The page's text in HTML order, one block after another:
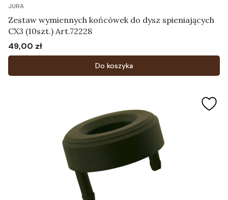
JURA
Zestaw wymiennych końcówek do dysz spieniających
CX3 (10szt.) Art.72228
Cena
49,00 zł
Do koszyka